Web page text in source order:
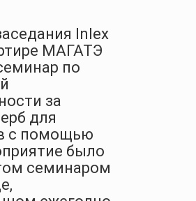
Inlex
МАГАТЭ
по
за
для
с помощью
было
семинаром